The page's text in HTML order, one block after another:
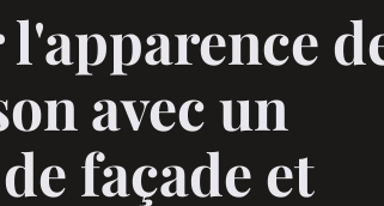
avec un
façade et